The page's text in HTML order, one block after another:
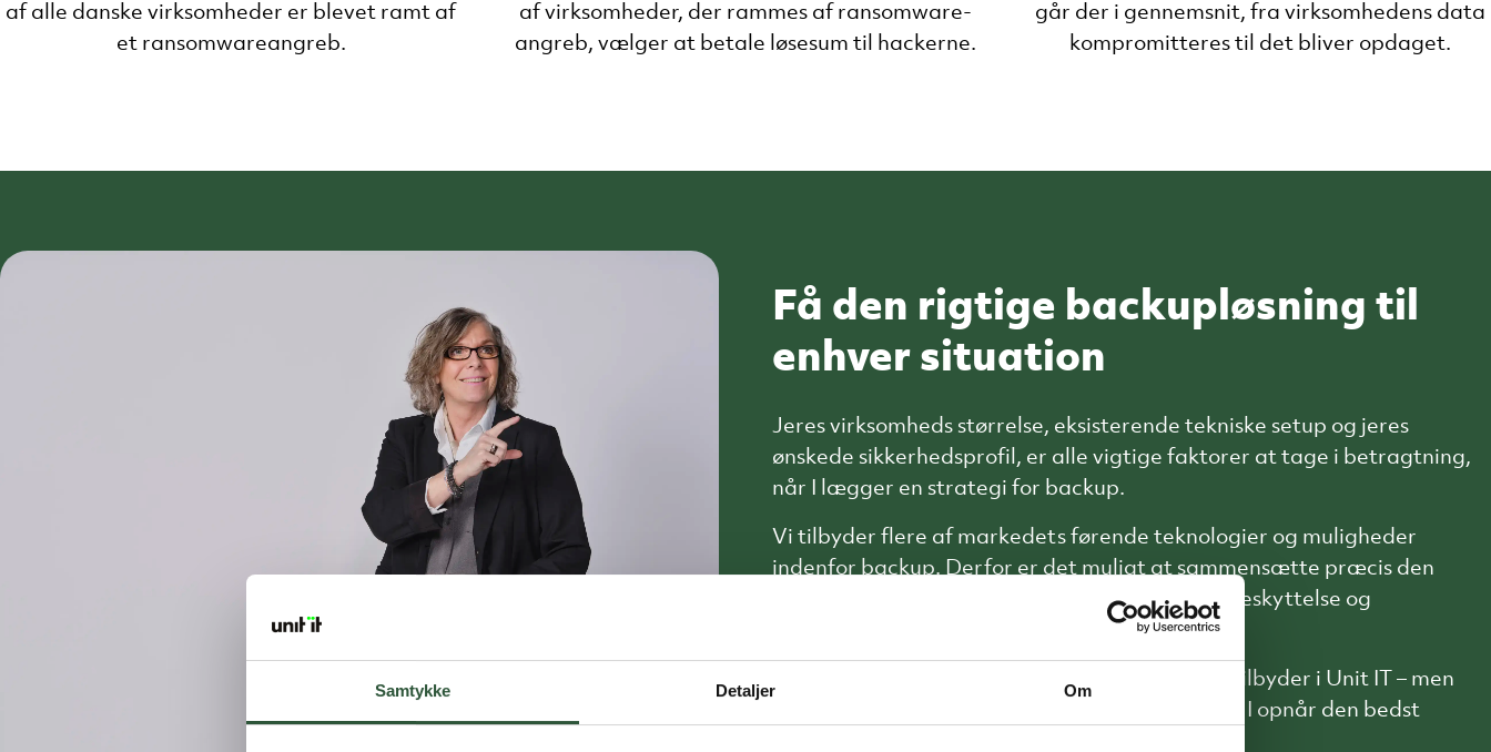
Samtykke Detaljer Om
af alle danske virksomheder er blevet ramt af
et ransomwareangreb.
af virksomheder, der rammes af ransomware-
angreb, vælger at betale løsesum til hackerne.
går der i gennemsnit, fra virksomhedens data
kompromitteres til det bliver opdaget.
Få den rigtige backupløsning til
enhver situation
Jeres virksomheds størrelse, eksisterende tekniske setup og jeres
ønskede sikkerhedsprofil, er alle vigtige faktorer at tage i betragtning,
når I lægger en strategi for backup.
Vi tilbyder flere af markedets førende teknologier og muligheder
indenfor backup. Derfor er det muligt at sammensætte præcis den
løsning, der er mest optimal til jeres behov for beskyttelse og
Nedenfor kan du læse mere om de løsninger vi tilbyder i Unit IT – men
kontakt os gerne for en snak om, hvordan netop I opnår den bedst